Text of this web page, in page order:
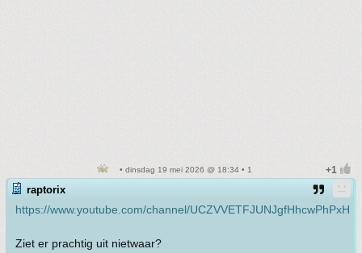
• dinsdag 19 mei 2026 @ 18:34 • 1
raptorix
https://www.youtube.com/channel/UCZVVETFJUNJgfHhcwPhPxHw
Ziet er prachtig uit nietwaar?